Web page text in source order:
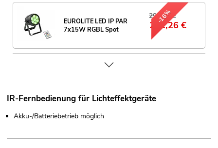
-16%
EUROLITE LED IP PAR
7x15W RGBL Spot
299,00 €
251,26 €
IR-Fernbedienung für Lichteffektgeräte
Akku-/Batteriebetrieb möglich